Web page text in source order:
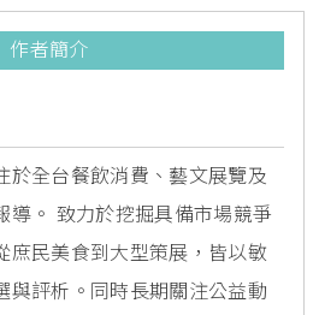
作者簡介
於全台餐飲消費、藝文展覽及
導。 致力於挖掘具備市場競爭
庶民美食到大型策展，皆以敏
與評析。同時長期關注公益動